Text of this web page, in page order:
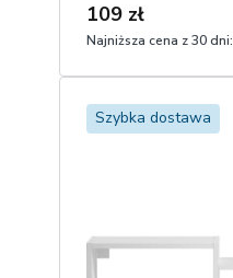
109 zł
Najniższa cena z 30 dni:
1
Szybka dostawa